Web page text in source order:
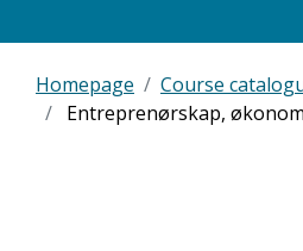
Homepage
Course
Entreprenørskap,